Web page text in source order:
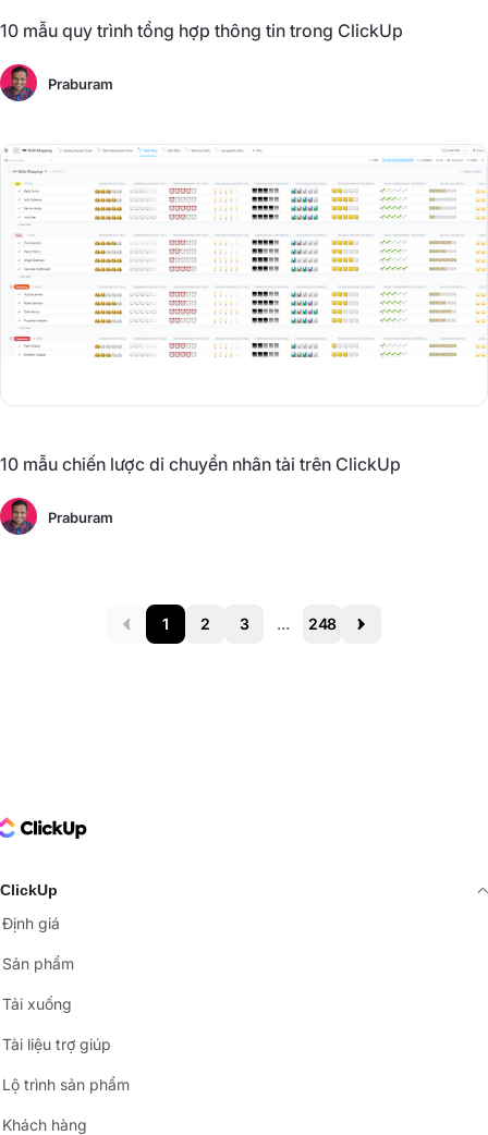
10 mẫu quy trình tổng hợp thông tin trong ClickUp
Praburam
10 mẫu chiến lược di chuyển nhân tài trên ClickUp
Praburam
Prev 1 2 3 ... 248 Next
Logo
ClickUp
Định giá
Sản phẩm
Tải xuống
Tài liệu trợ giúp
Lộ trình sản phẩm
Khách hàng